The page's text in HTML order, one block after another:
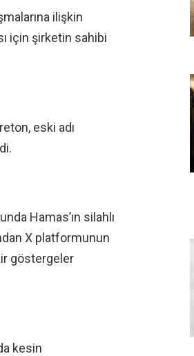
ilişkin
için şirketin sahibi
eski adı
Hamas’ın silahlı
X platformunun
göstergeler
kesin